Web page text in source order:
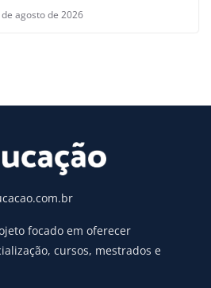
de agosto de 2026
focado em oferecer
cursos, mestrados e